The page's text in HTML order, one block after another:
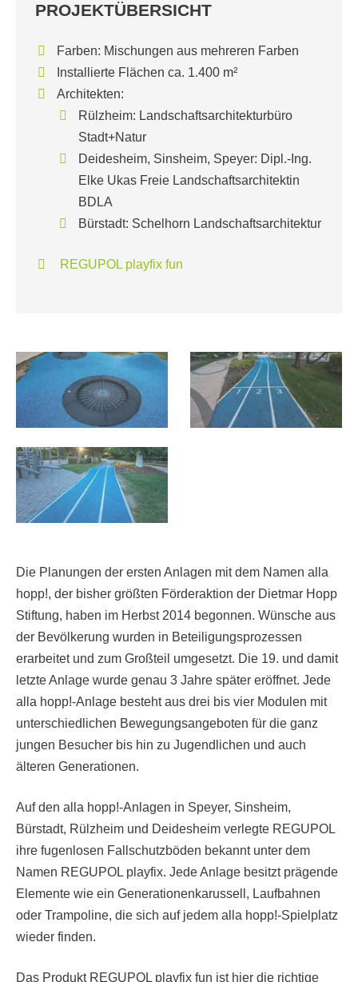
PROJEKTÜBERSICHT
Farben: Mischungen aus mehreren Farben
Installierte Flächen ca. 1.400 m²
Architekten:
Rülzheim: Landschaftsarchitekturbüro
Stadt+Natur
Deidesheim, Sinsheim, Speyer: Dipl.-Ing.
Elke Ukas Freie Landschaftsarchitektin
BDLA
Bürstadt: Schelhorn Landschaftsarchitektur
REGUPOL playfix fun
Die Planungen der ersten Anlagen mit dem Namen alla
hopp!, der bisher größten Förderaktion der Dietmar Hopp
Stiftung, haben im Herbst 2014 begonnen. Wünsche aus
der Bevölkerung wurden in Beteiligungsprozessen
erarbeitet und zum Großteil umgesetzt. Die 19. und damit
letzte Anlage wurde genau 3 Jahre später eröffnet. Jede
alla hopp!-Anlage besteht aus drei bis vier Modulen mit
unterschiedlichen Bewegungsangeboten für die ganz
jungen Besucher bis hin zu Jugendlichen und auch
älteren Generationen.
Auf den alla hopp!-Anlagen in Speyer, Sinsheim,
Bürstadt, Rülzheim und Deidesheim verlegte REGUPOL
ihre fugenlosen Fallschutzböden bekannt unter dem
Namen REGUPOL playfix. Jede Anlage besitzt prägende
Elemente wie ein Generationenkarussell, Laufbahnen
oder Trampoline, die sich auf jedem alla hopp!-Spielplatz
wieder finden.
Das Produkt REGUPOL playfix fun ist hier die richtige